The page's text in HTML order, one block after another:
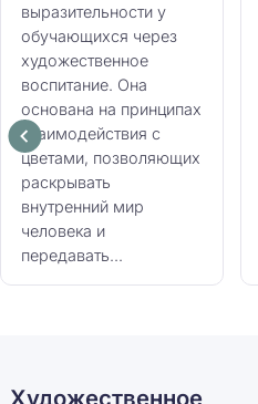
выразительности у
обучающихся через
художественное
воспитание. Она
основана на принципах
взаимодействия с
цветами, позволяющих
раскрывать
внутренний мир
человека и
передавать...
Художественное